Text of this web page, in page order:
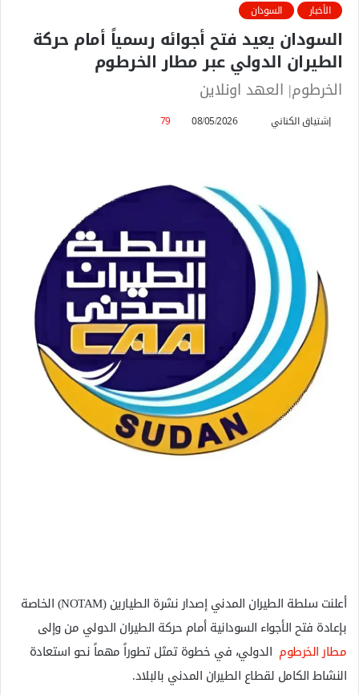
الأخبار السودان
السودان يعيد فتح أجوائه رسمياً أمام حركة
الطيران الدولي عبر مطار الخرطوم
الخرطوم| العهد اونلاين
إشتياق الكناني
ر
ي
ك
ت
ر
و
ي
08/05/2026
79
أعلنت سلطة الطيران المدني إصدار نشرة الطيارين (NOTAM) الخاصة
بإعادة فتح الأجواء السودانية أمام حركة الطيران الدولي من وإلى
مطار الخرطوم الدولي، في خطوة تمثل تطوراً مهماً نحو استعادة
النشاط الكامل لقطاع الطيران المدني بالبلاد.